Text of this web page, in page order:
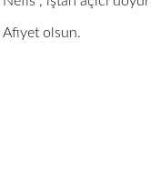
Afiyet olsun.